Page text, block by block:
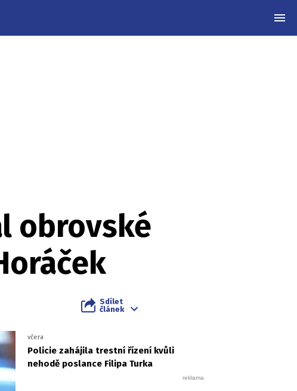
obrovské
Sdílet
článek
včera
Policie zahájila trestní řízení kvůli
nehodě poslance Filipa Turka